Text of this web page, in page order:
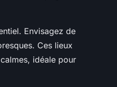
Envisagez de
Ces lieux
idéale pour